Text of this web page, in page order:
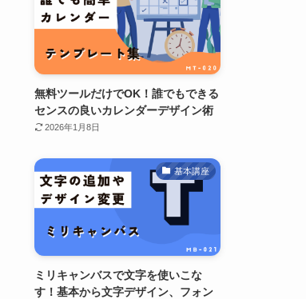
無料ツールだけでOK！誰でもできる
センスの良いカレンダーデザイン術
2026年1月8日
基本講座
ミリキャンバスで文字を使いこな
す！基本から文字デザイン、フォン